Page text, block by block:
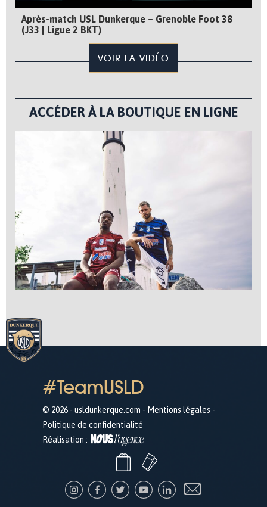
Après-match USL Dunkerque – Grenoble Foot 38
(J33 | Ligue 2 BKT)
VOIR LA VIDÉO
ACCÉDER À LA BOUTIQUE EN LIGNE
#TeamUSLD
© 2026 - usldunkerque.com - Mentions légales -
Politique de confidentialité
Réalisation :